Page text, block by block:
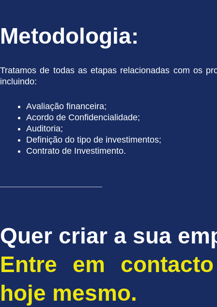
Metodologia:
Tratamos de todas as etapas relacionadas com os
incluindo:
Avaliação financeira;
Acordo de Confidencialidade;
Auditoria;
Definição do tipo de investimentos;
Contrato de Investimento.
Quer criar a sua
Entre em
hoje mesmo.